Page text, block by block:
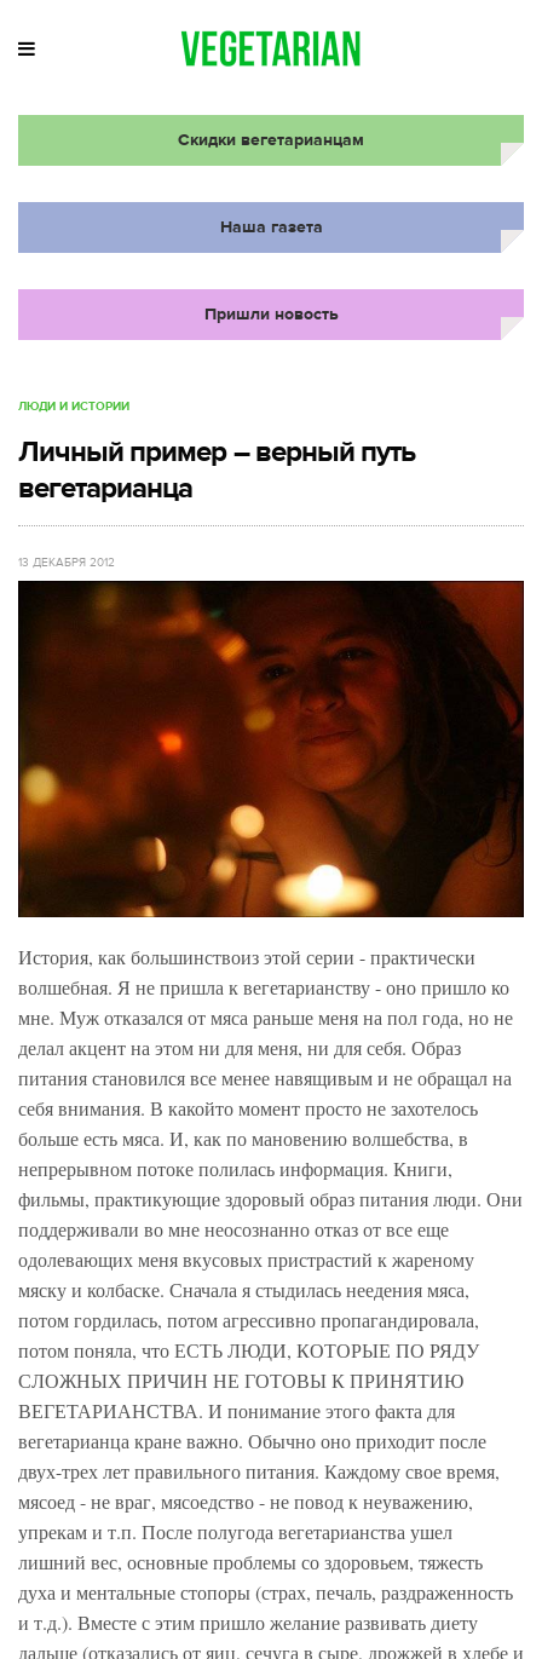
Скидки вегетарианцам
Наша газета
Пришли новость
ЛЮДИ И ИСТОРИИ
Личный пример – верный путь
вегетарианца
13 ДЕКАБРЯ 2012
История, как большинствоиз этой серии - практически
волшебная. Я не пришла к вегетарианству - оно пришло ко
мне. Муж отказался от мяса раньше меня на пол года, но не
делал акцент на этом ни для меня, ни для себя. Образ
питания становился все менее навящивым и не обращал на
себя внимания. В какойто момент просто не захотелось
больше есть мяса. И, как по мановению волшебства, в
непрерывном потоке полилась информация. Книги,
фильмы, практикующие здоровый образ питания люди. Они
поддерживали во мне неосознанно отказ от все еще
одолевающих меня вкусовых пристрастий к жареному
мяску и колбаске. Сначала я стыдилась неедения мяса,
потом гордилась, потом агрессивно пропагандировала,
потом поняла, что ЕСТЬ ЛЮДИ, КОТОРЫЕ ПО РЯДУ
СЛОЖНЫХ ПРИЧИН НЕ ГОТОВЫ К ПРИНЯТИЮ
ВЕГЕТАРИАНСТВА. И понимание этого факта для
вегетарианца кране важно. Обычно оно приходит после
двух-трех лет правильного питания. Каждому свое время,
мясоед - не враг, мясоедство - не повод к неуважению,
упрекам и т.п. После полугода вегетарианства ушел
лишний вес, основные проблемы со здоровьем, тяжесть
духа и ментальные стопоры (страх, печаль, раздраженность
и т.д.). Вместе с этим пришло желание развивать диету
дальше (отказались от яиц, сечуга в сыре, дрожжей в хлебе и